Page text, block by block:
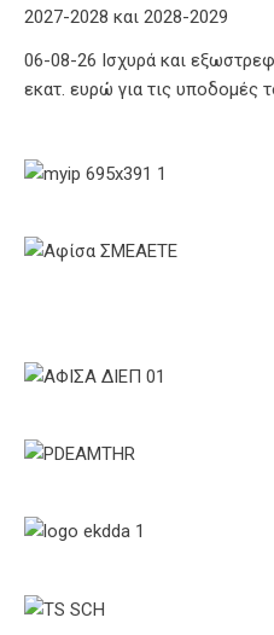
2027-2028 και 2028-2029
06-08-26 Ισχυρά και
εκατ. ευρώ για τις υποδομές